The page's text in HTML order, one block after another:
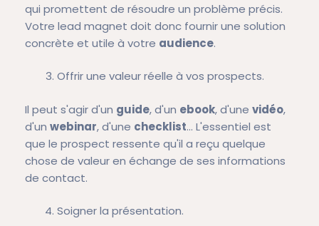
qui promettent de résoudre un problème précis.
Votre lead magnet doit donc fournir une solution
concrète et utile à votre audience.
Offrir une valeur réelle à vos prospects.
Il peut s'agir d'un guide, d'un ebook, d'une vidéo,
d'un webinar, d'une checklist... L'essentiel est
que le prospect ressente qu'il a reçu quelque
chose de valeur en échange de ses informations
de contact.
Soigner la présentation.